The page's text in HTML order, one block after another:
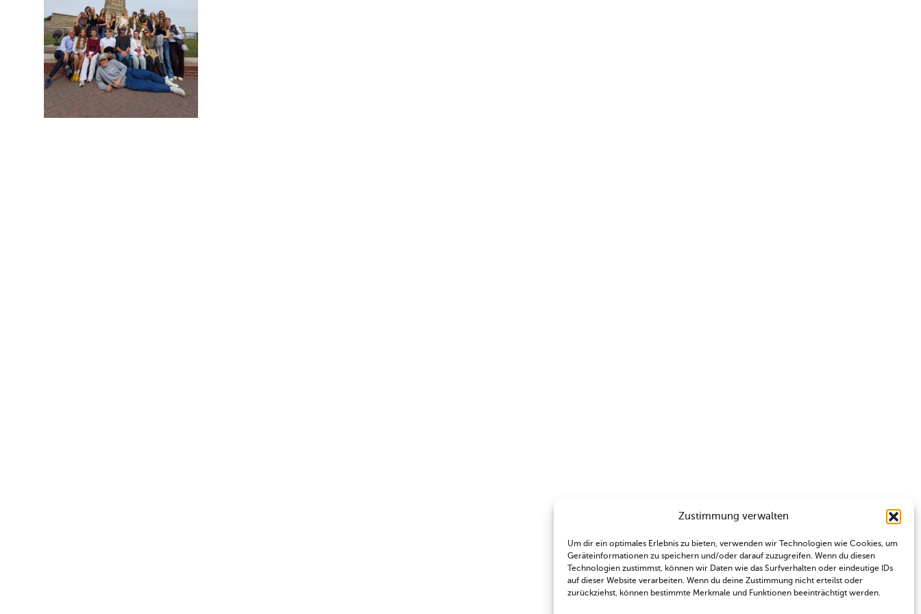
Zustimmung verwalten
Um dir ein optimales Erlebnis zu bieten, verwenden wir Technologien wie Cookies, um
Geräteinformationen zu speichern und/oder darauf zuzugreifen. Wenn du diesen
Technologien zustimmst, können wir Daten wie das Surfverhalten oder eindeutige IDs
auf dieser Website verarbeiten. Wenn du deine Zustimmung nicht erteilst oder
zurückziehst, können bestimmte Merkmale und Funktionen beeinträchtigt werden.